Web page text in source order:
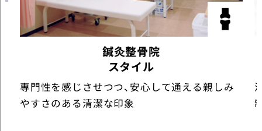
鍼灸整骨院
スタイル
専門性を感じさせつつ、安心して通える親しみ
やすさのある清潔な印象